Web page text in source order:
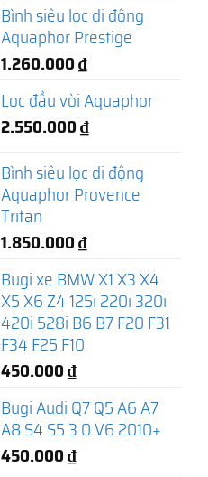
Bình siêu lọc di động
Aquaphor Prestige
1.260.000₫
Lọc đầu vòi Aquaphor
2.550.000₫
Bình siêu lọc di động
Aquaphor Provence
Tritan
1.850.000₫
Bugi xe BMW X1 X3 X4
X5 X6 Z4 125i 220i 320i
420i 528i B6 B7 F20 F31
F34 F25 F10
450.000₫
Bugi Audi Q7 Q5 A6 A7
A8 S4 S5 3.0 V6 2010+
450.000₫